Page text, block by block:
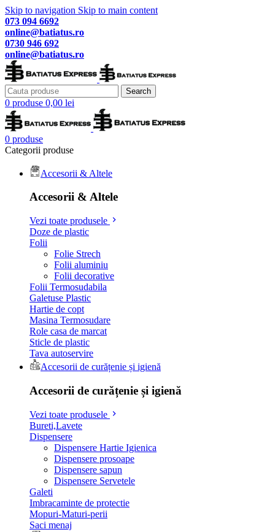
Skip to navigation Skip to main content
073 094 6692
online@batiatus.ro
0730 946 692
online@batiatus.ro
Search
0 produse 0,00 lei
0 produse
Categorii produse
Accesorii & Altele
Accesorii & Altele
Vezi toate produsele
Doze de plastic
Folii
Folie Strech
Folii aluminiu
Folii decorative
Folii Termosudabila
Galetuse Plastic
Hartie de copt
Masina Termosudare
Role casa de marcat
Sticle de plastic
Tava autoservire
Accesorii de curățenie și igienă
Accesorii de curățenie și igienă
Vezi toate produsele
Bureti,Lavete
Dispensere
Dispensere Hartie Igienica
Dispensere prosoape
Dispensere sapun
Dispensere Servetele
Galeti
Imbracaminte de protectie
Mopuri-Maturi-perii
Saci menaj